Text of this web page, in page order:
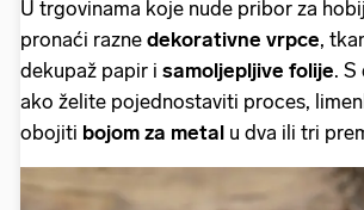
U trgovinama koje nude pribor za
pronaći razne dekorativne vrpce,
dekupaž papir i samoljepljive folije. S
ako želite pojednostaviti proces,
obojiti bojom za metal u dva ili tri